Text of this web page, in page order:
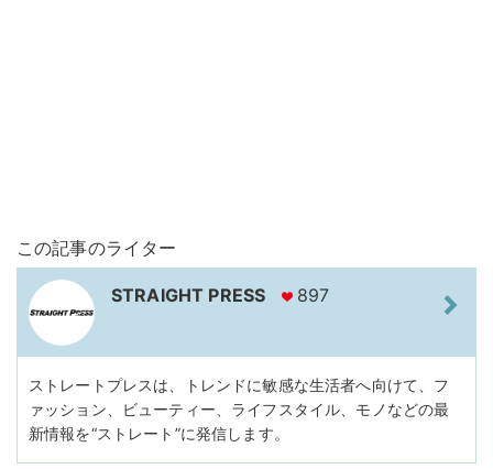
この記事のライター
STRAIGHT PRESS 897
ストレートプレスは、トレンドに敏感な生活者へ向けて、フ
ァッション、ビューティー、ライフスタイル、モノなどの最
新情報を“ストレート”に発信します。